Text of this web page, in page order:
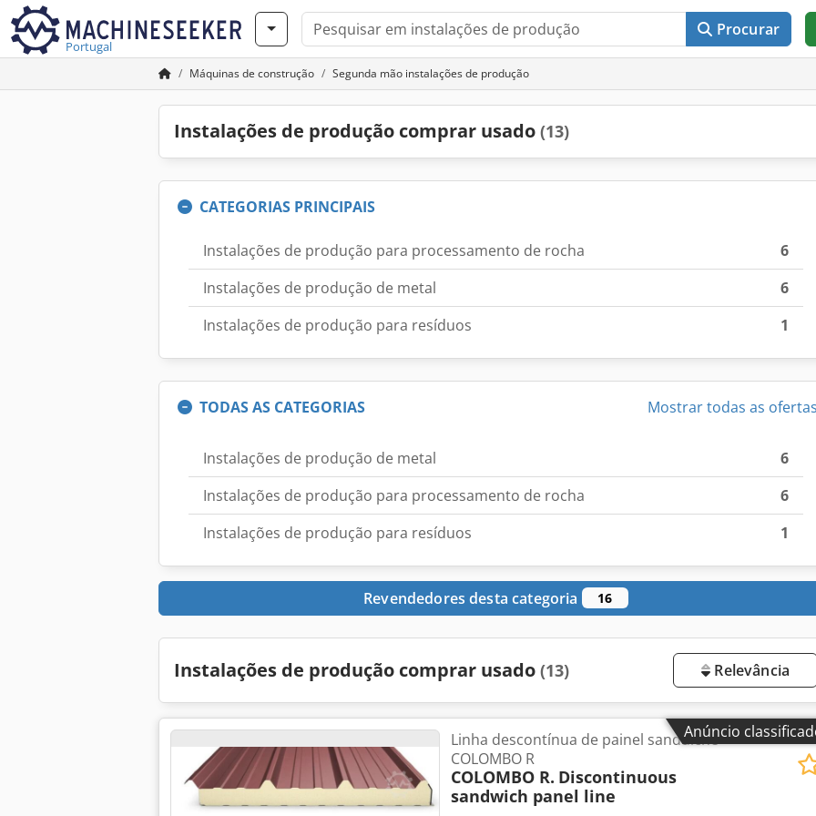
Portugal
Procurar
Máquinas de construção Segunda mão instalações de produção
Instalações de produção comprar usado (13)
CATEGORIAS PRINCIPAIS
Instalações de produção para processamento de rocha
6
Instalações de produção de metal
6
Instalações de produção para resíduos
1
TODAS AS CATEGORIAS Mostrar todas as
Instalações de produção de metal
6
Instalações de produção para processamento de rocha
6
Instalações de produção para resíduos
1
Revendedores desta categoria 16
Instalações de produção comprar usado (13) Relevância
Anúncio
Linha descontínua de painel sanduíche
COLOMBO R
COLOMBO R. Discontinuous
sandwich panel line